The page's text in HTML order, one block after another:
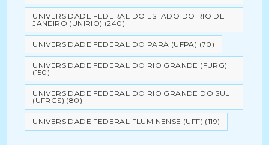
UNIVERSIDADE FEDERAL DO ESTADO DO RIO DE
JANEIRO (UNIRIO) (240)
UNIVERSIDADE FEDERAL DO PARÁ (UFPA) (70)
UNIVERSIDADE FEDERAL DO RIO GRANDE (FURG)
(150)
UNIVERSIDADE FEDERAL DO RIO GRANDE DO SUL
(UFRGS) (80)
UNIVERSIDADE FEDERAL FLUMINENSE (UFF) (119)